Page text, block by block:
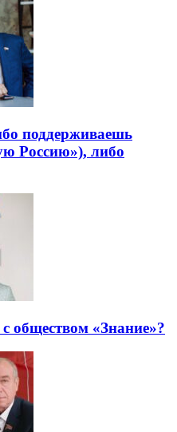
поддерживаешь
Россию»), либо
обществом «Знание»?